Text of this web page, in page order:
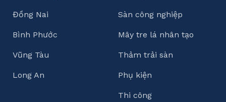
Đồng Nai
Bình Phước
Vũng Tàu
Long An
Sàn công nghiệp
Mây tre lá nhân tạo
Thảm trải sàn
Phụ kiện
Thi công